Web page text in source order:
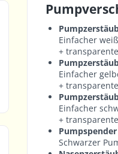
Einfacher
+
Einfacher
+
Einfacher
+
Schwarzer